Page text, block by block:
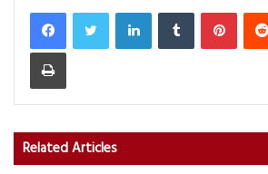
LinkedInTumblr
Print
Related Articles